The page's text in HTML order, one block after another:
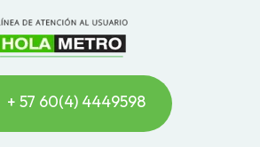
+ 57 60(4) 4449598